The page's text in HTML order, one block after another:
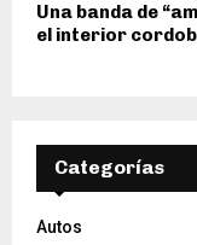
Una banda de
el interior
Categorías
Autos